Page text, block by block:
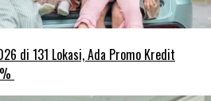
di 131 Lokasi, Ada Promo Kredit